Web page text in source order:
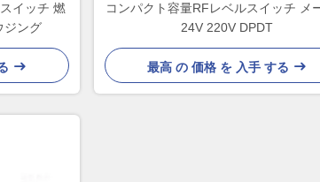
イッチ 燃
ジング
コンパクト容量RFレベルスイッチ メ
24V 220V DPDT
最高 の 価格 を 入手 する